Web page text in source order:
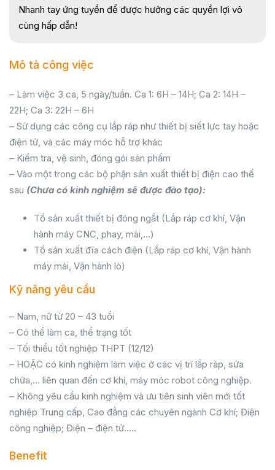
Nhanh tay ứng tuyển để được hưởng các quyền lợi vô
cùng hấp dẫn!
Mô tả công việc
– Làm việc 3 ca, 5 ngày/tuần. Ca 1: 6H – 14H; Ca 2: 14H –
22H; Ca 3: 22H – 6H
– Sử dụng các công cụ lắp ráp như thiết bị siết lực tay hoặc
điện tử, và các máy móc hỗ trợ khác
– Kiểm tra, vệ sinh, đóng gói sản phẩm
– Vào một trong các bộ phận sản xuất thiết bị điện cao thế
sau (Chưa có kinh nghiệm sẽ được đào tạo):
Tổ sản xuất thiết bị đóng ngắt (Lắp ráp cơ khí, Vận
hành máy CNC, phay, mài,…)
Tổ sản xuất đĩa cách điện (Lắp ráp cơ khí, Vận hành
máy mài, Vận hành lò)
Kỹ năng yêu cầu
– Nam, nữ từ 20 – 43 tuổi
– Có thể làm ca, thể trạng tốt
– Tối thiểu tốt nghiệp THPT (12/12)
– HOẶC có kinh nghiệm làm việc ở các vị trí lắp ráp, sửa
chữa,… liên quan đến cơ khí, máy móc robot công nghiệp.
– Không yêu cầu kinh nghiệm và ưu tiên sinh viên mới tốt
nghiệp Trung cấp, Cao đẳng các chuyên ngành Cơ khí; Điện
công nghiệp; Điện – điện tử…..
Benefit